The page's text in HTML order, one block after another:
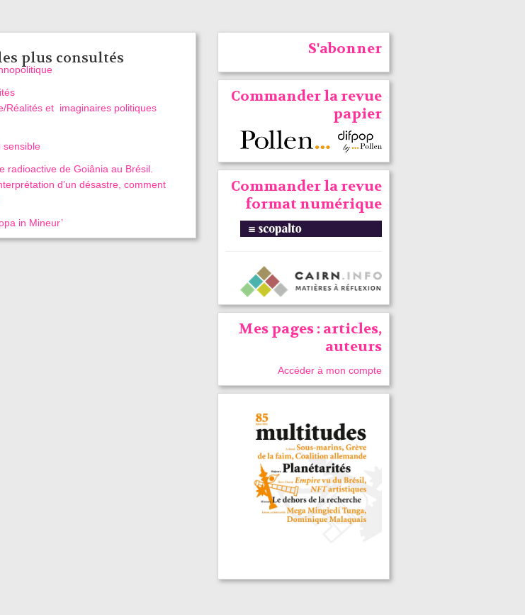
plus consultés
Réalités et imaginaires politiques
sensible
radioactive de Goiânia au Brésil.
d’un désastre, comment
in Mineur’
S'abonner
Commander la revue
papier
Commander la revue
format numérique
Mes pages : articles,
auteurs
Accéder à mon compte